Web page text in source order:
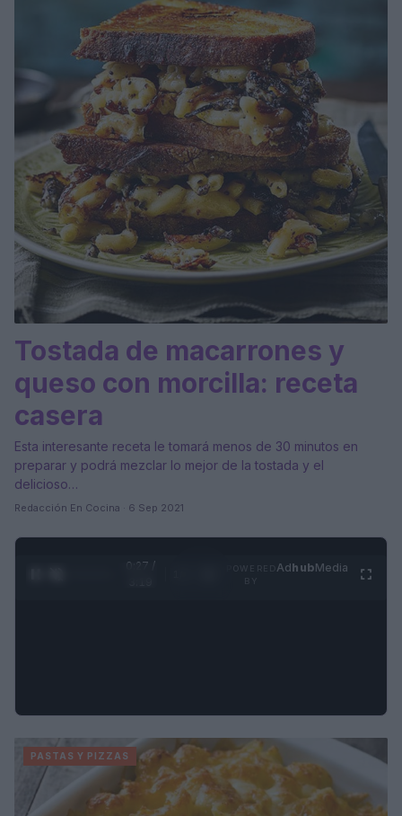
Tostada de macarrones y
queso con morcilla: receta
casera
Esta interesante receta le tomará menos de 30 minutos en
preparar y podrá mezclar lo mejor de la tostada y el
delicioso…
Redacción En Cocina · 6 Sep 2021
0:28 /
AdhubMedia
PASTAS Y PIZZAS